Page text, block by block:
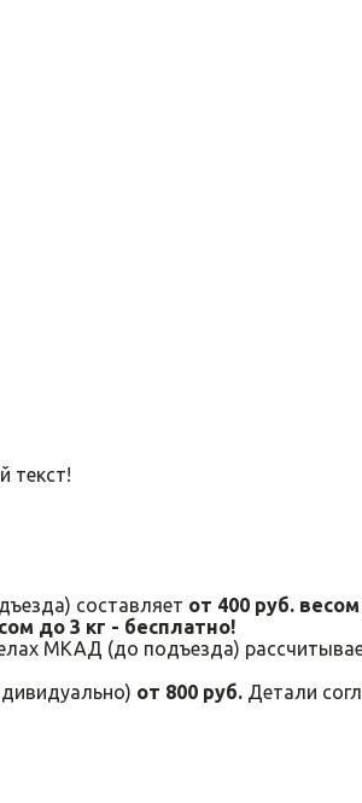
текст!
составляет от 400 руб.
до 3 кг - бесплатно!
МКАД (до подъезда)
от 800 руб. Детали